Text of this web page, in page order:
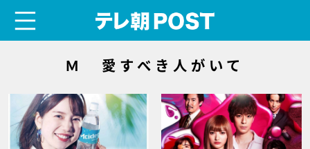
Ｍ 愛すべき人がいて